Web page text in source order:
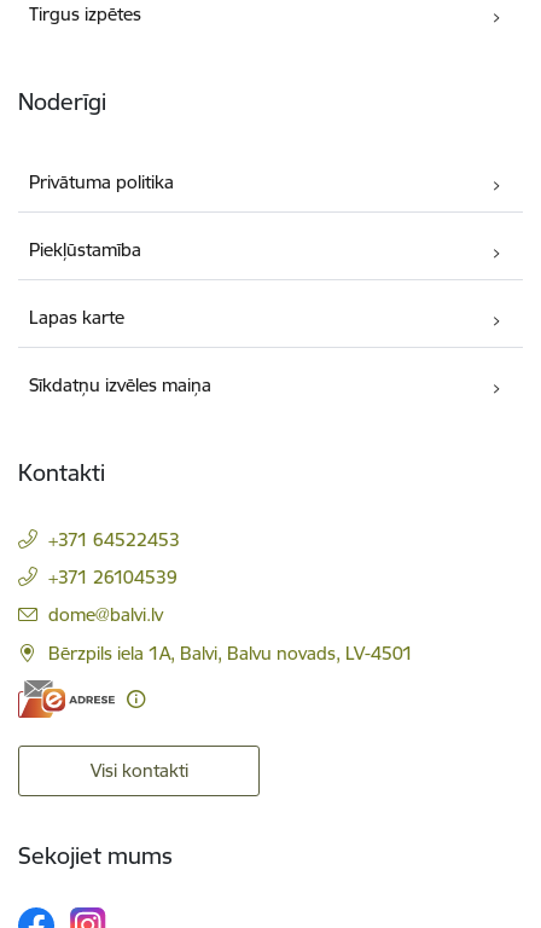
Tirgus izpētes
Noderīgi
Privātuma politika
Piekļūstamība
Lapas karte
Sīkdatņu izvēles maiņa
Kontakti
+371 64522453
+371 26104539
E-pasts:
dome@balvi.lv
Bērzpils iela 1A, Balvi, Balvu novads, LV-4501
Visi kontakti
Sekojiet mums